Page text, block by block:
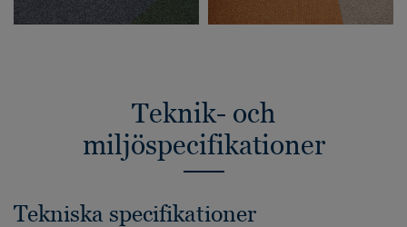
Teknik- och
miljöspecifikationer
Tekniska specifikationer